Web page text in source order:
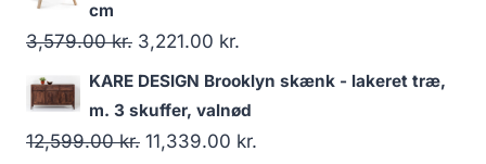
cm
3,579.00kr. 3,221.00 kr.
KARE DESIGN Brooklyn skænk - lakeret træ,
m. 3 skuffer, valnød
12,599.00kr. 11,339.00 kr.